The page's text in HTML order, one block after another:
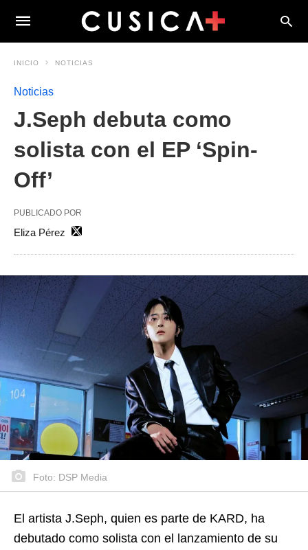
INICIO NOTICIAS
Noticias
J.Seph debuta como
solista con el EP ‘Spin-
Off’
PUBLICADO POR
Eliza Pérez
Foto: DSP Media
El artista J.Seph, quien es parte de KARD, ha
debutado como solista con el lanzamiento de su